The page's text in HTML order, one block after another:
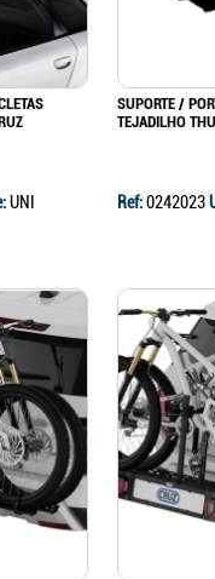
UNI
SUPORTE /
TEJADILHO
Ref:0242023